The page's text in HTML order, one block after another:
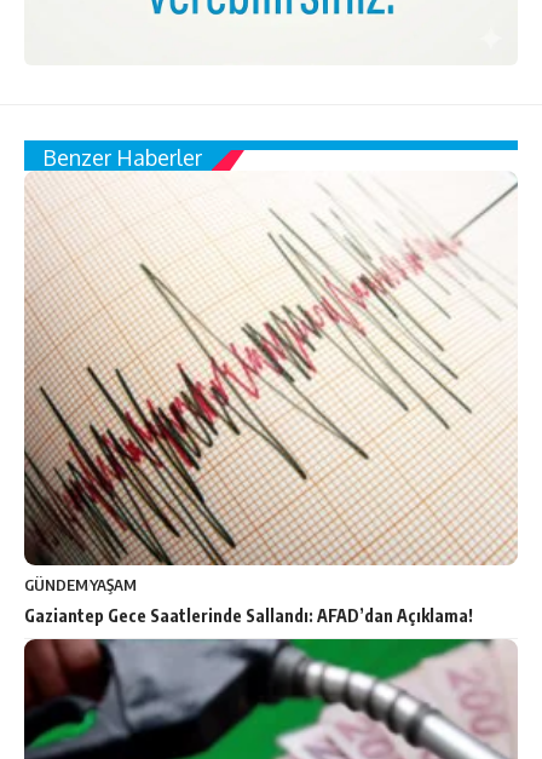
Benzer Haberler
GÜNDEMYAŞAM
Gaziantep Gece Saatlerinde Sallandı: AFAD’dan Açıklama!